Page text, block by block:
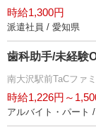
時給1,300円
派遣社員 / 愛知県
歯科助手/未経験
南大沢駅前TaCファ
時給1,226円～
アルバイト・パート